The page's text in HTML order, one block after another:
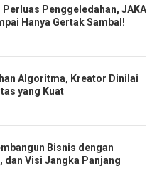
Perluas Penggeledahan, JAKA
Hanya Gertak Sambal!
Algoritma, Kreator Dinilai
yang Kuat
Bisnis dengan
dan Visi Jangka Panjang